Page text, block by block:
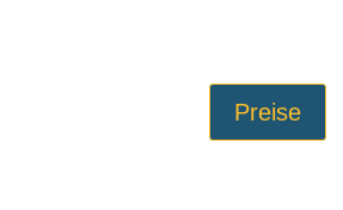
Preise